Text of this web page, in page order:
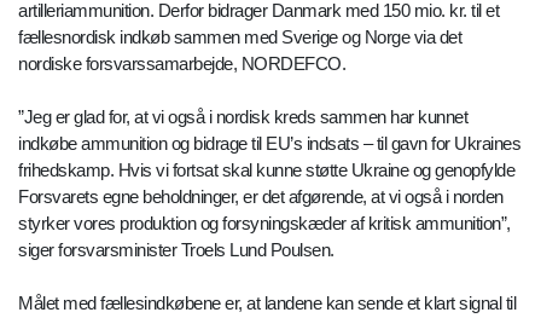
artilleriammunition. Derfor bidrager Danmark med 150 mio. kr. til et
fællesnordisk indkøb sammen med Sverige og Norge via det
nordiske forsvarssamarbejde, NORDEFCO.
”Jeg er glad for, at vi også i nordisk kreds sammen har kunnet
indkøbe ammunition og bidrage til EU’s indsats – til gavn for Ukraines
frihedskamp. Hvis vi fortsat skal kunne støtte Ukraine og genopfylde
Forsvarets egne beholdninger, er det afgørende, at vi også i norden
styrker vores produktion og forsyningskæder af kritisk ammunition”,
siger forsvarsminister Troels Lund Poulsen.
Målet med fællesindkøbene er, at landene kan sende et klart signal til